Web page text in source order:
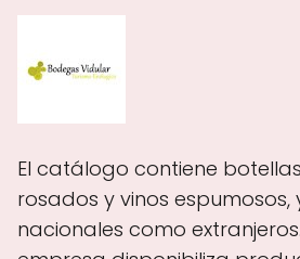
El catálogo contiene
rosados y vinos espumosos,
nacionales como